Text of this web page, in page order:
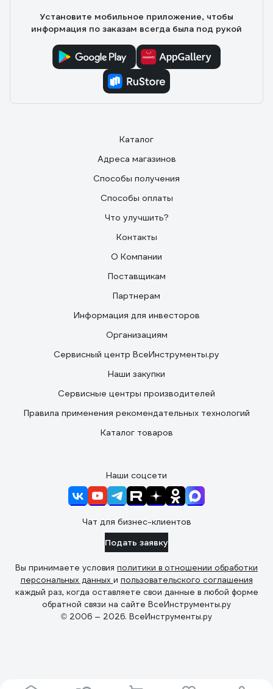
Установите мобильное приложение, чтобы
информация по заказам всегда была под рукой
Каталог
Адреса магазинов
Способы получения
Способы оплаты
Что улучшить?
Контакты
О Компании
Поставщикам
Партнерам
Информация для инвесторов
Организациям
Сервисный центр ВсеИнструменты.ру
Наши закупки
Сервисные центры производителей
Правила применения рекомендательных технологий
Каталог товаров
Наши соцсети
Чат для бизнес-клиентов
Подать заявку
Вы принимаете условия политики в отношении обработки
персональных данных и пользовательского соглашения
каждый раз, когда оставляете свои данные в любой форме
обратной связи на сайте ВсеИнструменты.ру
© 2006 — 2026. ВсеИнструменты.ру